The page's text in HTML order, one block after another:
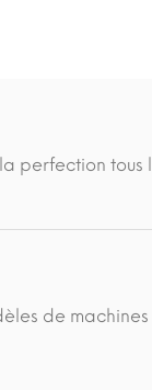
perfection tous
de